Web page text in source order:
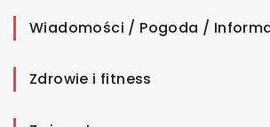
Wiadomości / Pogoda /
Zdrowie i fitness